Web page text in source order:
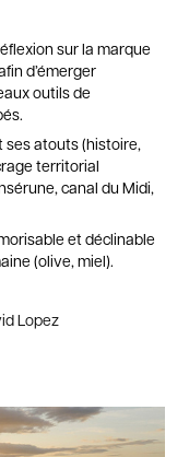
sur la marque
d’émerger
outils de
atouts (histoire,
territorial
canal du Midi,
et déclinable
(olive, miel).
Lopez